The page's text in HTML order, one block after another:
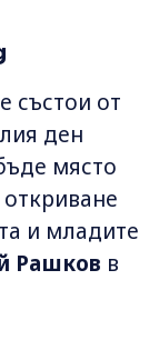
състои от
ден
място
и младите
Рашков в